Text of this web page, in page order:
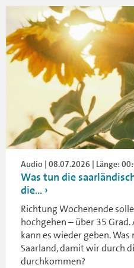
Audio | 08.07.2026 | Länge:
Was tun die
die...
Richtung Wochenende
hochgehen – über 35
kann es wieder geben.
Saarland, damit wir durch
durchkommen?